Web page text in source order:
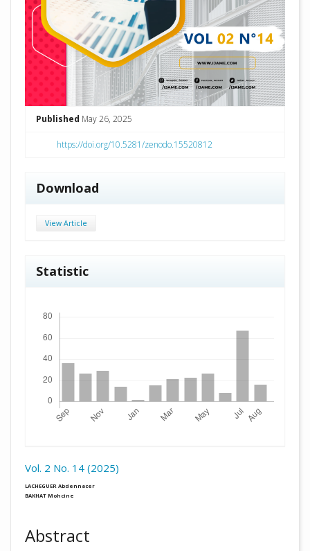
Published May 26, 2025
https://doi.org/10.5281/zenodo.15520812
Download
View Article
Statistic
Vol. 2 No. 14 (2025)
LACHEGUER Abdennacer
BAKHAT Mohcine
Abstract